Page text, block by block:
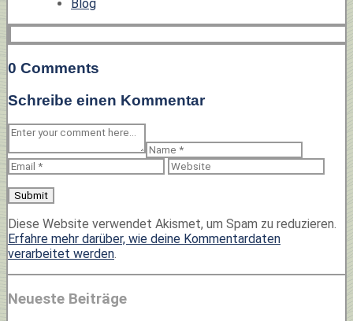
Blog
0 Comments
Schreibe einen Kommentar
Diese Website verwendet Akismet, um Spam zu reduzieren.
Erfahre mehr darüber, wie deine Kommentardaten
verarbeitet werden.
Neueste Beiträge